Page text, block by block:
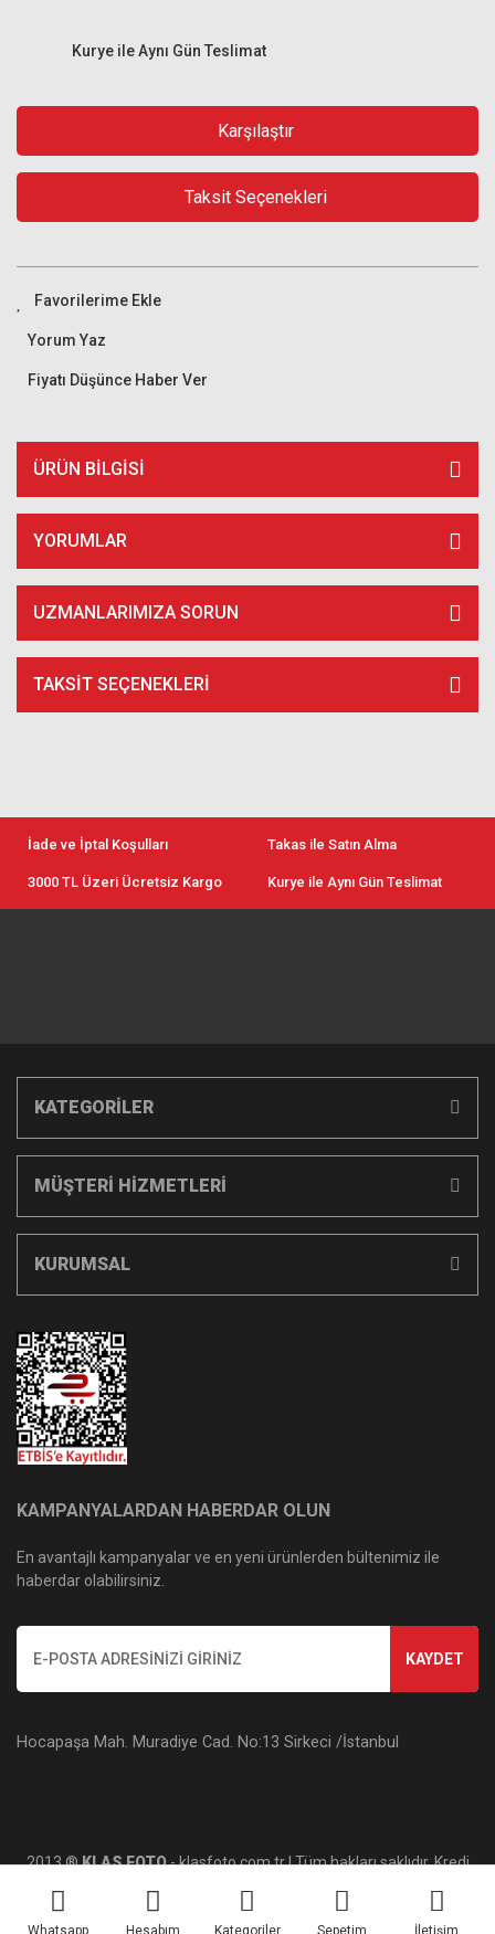
Kurye ile Aynı Gün Teslimat
Karşılaştır
Taksit Seçenekleri
Yorum Yaz
Fiyatı Düşünce Haber Ver
ÜRÜN BILGISI
YORUMLAR
UZMANLARIMIZA SORUN
TAKSIT SEÇENEKLERI
Whatsapp Hesabım Kategoriler Sepetim İletişim
İade ve İptal Koşulları Takas ile Satın Alma
3000 TL Üzeri Ücretsiz Kargo Kurye ile Aynı Gün Teslimat
KATEGORİLER
MÜŞTERİ HİZMETLERİ
KURUMSAL
KAMPANYALARDAN HABERDAR OLUN
En avantajlı kampanyalar ve en yeni ürünlerden bültenimiz ile
haberdar olabilirsiniz.
KAYDET
Hocapaşa Mah. Muradiye Cad. No:13 Sirkeci /İstanbul
2013 ®KLAS FOTO- klasfoto.com.tr | Tüm hakları saklıdır. Kredi